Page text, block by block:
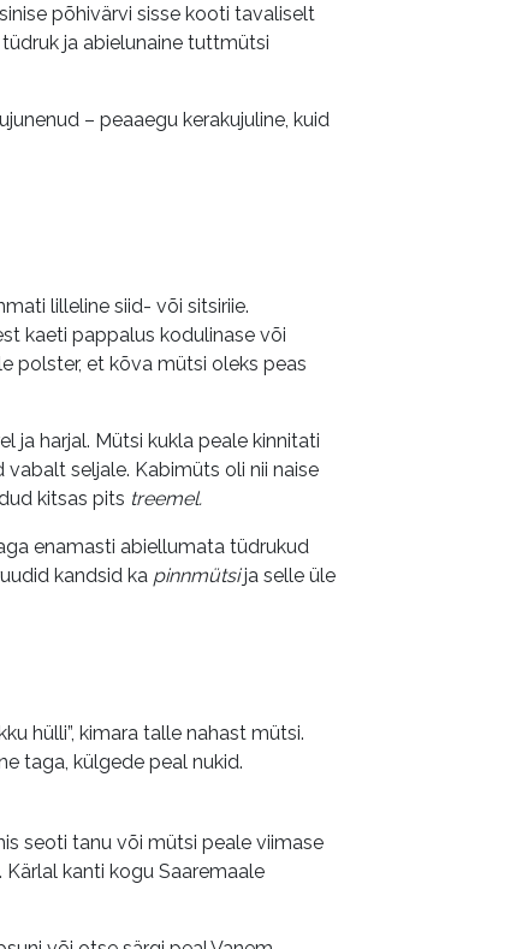
põhivärvi sisse kooti tavaliselt
ja abielunaine tuttmütsi
– peaaegu kerakujuline, kuid
lilleline siid- või sitsiriie.
kaeti pappalus kodulinase või
polster, et kõva mütsi oleks peas
ja harjal. Mütsi kukla peale kinnitati
seljale. Kabimüts oli nii naise
kitsas pits treemel.
enamasti abiellumata tüdrukud
kandsid ka pinnmütsija selle üle
hülli”, kimara talle nahast mütsi.
taga, külgede peal nukid.
seoti tanu või mütsi peale viimase
kanti kogu Saaremaale